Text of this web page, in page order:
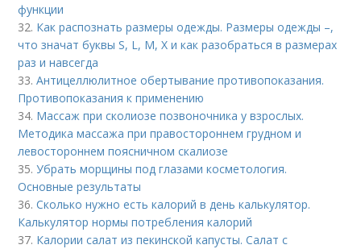
функции
32. Как распознать размеры одежды. Размеры одежды –,
что значат буквы S, L, M, X и как разобраться в размерах
раз и навсегда
33.Антицеллюлитное обертывание противопоказания.
Противопоказания к применению
34. Массаж при сколиозе позвоночника у взрослых.
Методика массажа при правостороннем грудном и
левостороннем поясничном скалиозе
35.Убрать морщины под глазами косметология.
Основные результаты
36.Сколько нужно есть калорий в день калькулятор.
Калькулятор нормы потребления калорий
37. Калории салат из пекинской капусты. Салат с